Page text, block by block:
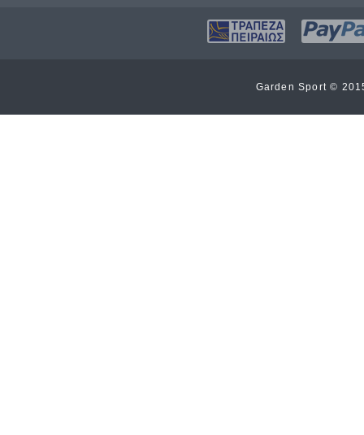
Garden Sport ©